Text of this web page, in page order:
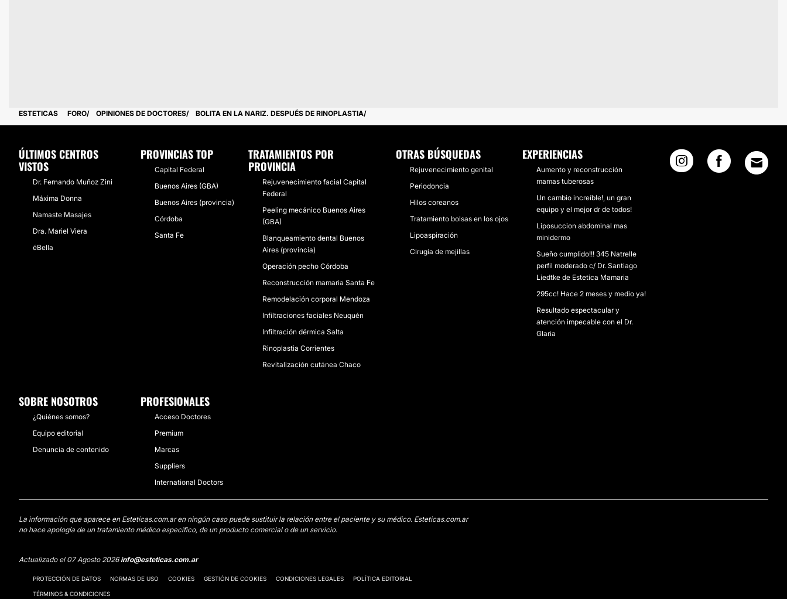
ESTETICAS FORO OPINIONES DE DOCTORES BOLITA EN LA NARIZ. DESPUÉS DE RINOPLASTIA
ÚLTIMOS CENTROS
VISTOS
Dr. Fernando Muñoz Zini
Máxima Donna
Namaste Masajes
Dra. Mariel Viera
éBella
PROVINCIAS TOP
Capital Federal
Buenos Aires (GBA)
Buenos Aires (provincia)
Córdoba
Santa Fe
TRATAMIENTOS POR
PROVINCIA
Rejuvenecimiento facial Capital
Federal
Peeling mecánico Buenos Aires
(GBA)
Blanqueamiento dental Buenos
Aires (provincia)
Operación pecho Córdoba
Reconstrucción mamaria Santa Fe
Remodelación corporal Mendoza
Infiltraciones faciales Neuquén
Infiltración dérmica Salta
Rinoplastia Corrientes
Revitalización cutánea Chaco
OTRAS BÚSQUEDAS
Rejuvenecimiento genital
Periodoncia
Hilos coreanos
Tratamiento bolsas en los ojos
Lipoaspiración
Cirugía de mejillas
EXPERIENCIAS
Aumento y reconstrucción
mamas tuberosas
Un cambio increíble!, un gran
equipo y el mejor dr de todos!
Liposuccion abdominal mas
minidermo
Sueño cumplido!!! 345 Natrelle
perfil moderado c/ Dr. Santiago
Liedtke de Estetica Mamaria
295cc! Hace 2 meses y medio ya!
Resultado espectacular y
atención impecable con el Dr.
Glaria
SOBRE NOSOTROS
¿Quiénes somos?
Equipo editorial
Denuncia de contenido
PROFESIONALES
Acceso Doctores
Premium
Marcas
Suppliers
International Doctors
La información que aparece en Esteticas.com.ar en ningún caso puede sustituir la relación entre el paciente y su médico. Esteticas.com.ar
no hace apología de un tratamiento médico específico, de un producto comercial o de un servicio.
Actualizado el 07 Agosto 2026info@esteticas.com.ar
PROTECCIÓN DE DATOS NORMAS DE USO COOKIES GESTIÓN DE COOKIES CONDICIONES LEGALES POLÍTICA EDITORIAL
TÉRMINOS & CONDICIONES